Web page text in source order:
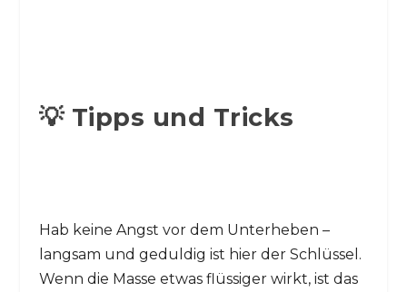
💡 Tipps und Tricks
Hab keine Angst vor dem Unterheben –
langsam und geduldig ist hier der Schlüssel.
Wenn die Masse etwas flüssiger wirkt, ist das